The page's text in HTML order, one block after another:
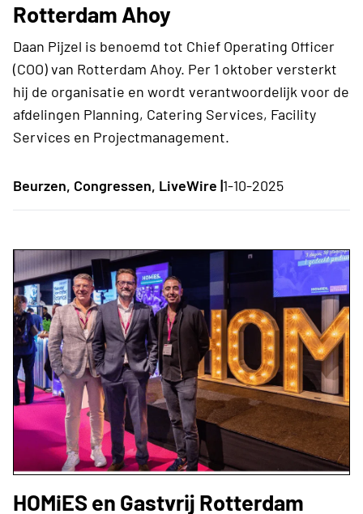
Rotterdam Ahoy
Daan Pijzel is benoemd tot Chief Operating Officer
(COO) van Rotterdam Ahoy. Per 1 oktober versterkt
hij de organisatie en wordt verantwoordelijk voor de
afdelingen Planning, Catering Services, Facility
Services en Projectmanagement.
Beurzen, Congressen, LiveWire |1-10-2025
HOMiES en Gastvrij Rotterdam